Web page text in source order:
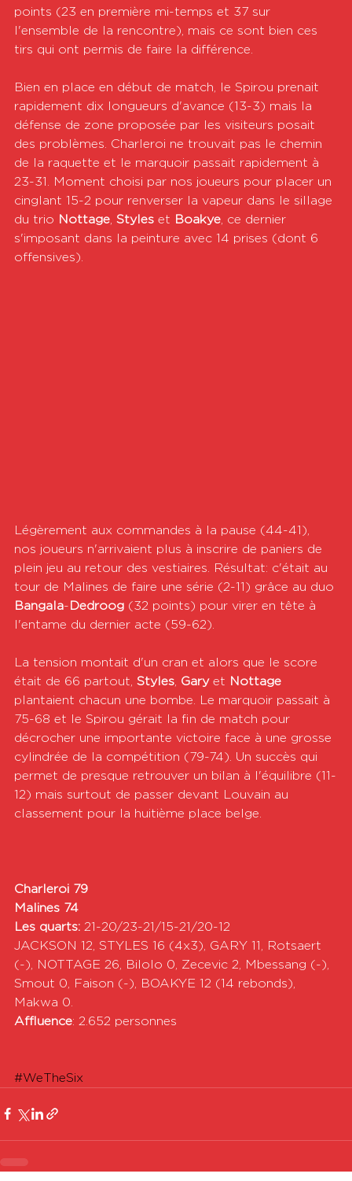
points (23 en première mi-temps et 37 sur
l'ensemble de la rencontre), mais ce sont bien ces
tirs qui ont permis de faire la différence.
Bien en place en début de match, le Spirou prenait
rapidement dix longueurs d'avance (13-3) mais la
défense de zone proposée par les visiteurs posait
des problèmes. Charleroi ne trouvait pas le chemin
de la raquette et le marquoir passait rapidement à
23-31. Moment choisi par nos joueurs pour placer un
cinglant 15-2 pour renverser la vapeur dans le sillage
du trio Nottage Styles et Boakye , ce dernier
s'imposant dans la peinture avec 14 prises (dont 6
offensives).
Légèrement aux commandes à la pause (44-41),
nos joueurs n'arrivaient plus à inscrire de paniers de
plein jeu au retour des vestiaires. Résultat: c'était au
tour de Malines de faire une série (2-11) grâce au duo
Bangala- Dedroog (32 points) pour virer en tête à
l'entame du dernier acte (59-62).
La tension montait d'un cran et alors que le score
était de 66 partout, Styles Gary et Nottage
plantaient chacun une bombe. Le marquoir passait à
75-68 et le Spirou gérait la fin de match pour
décrocher une importante victoire face à une grosse
cylindrée de la compétition (79-74). Un succès qui
permet de presque retrouver un bilan à l'équilibre (11-
12) mais surtout de passer devant Louvain au
classement pour la huitième place belge.
Charleroi 79
Malines 74
Les quarts: 21-20/23-21/15-21/20-12
JACKSON 12, STYLES 16 (4x3), GARY 11, Rotsaert
(-), NOTTAGE 26, Bilolo 0, Zecevic 2, Mbessang (-),
Smout 0, Faison (-), BOAKYE 12 (14 rebonds),
Makwa 0.
Affluence: 2.652 personnes
#WeTheSix